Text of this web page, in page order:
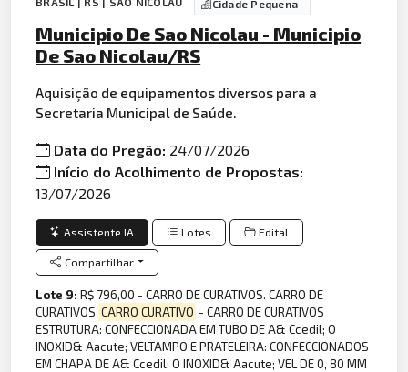
Cidade Pequena
Municipio De Sao Nicolau - Municipio
De Sao Nicolau/RS
Aquisição de equipamentos diversos para a
Secretaria Municipal de Saúde.
Data do Pregão: 24/07/2026
Início do Acolhimento de Propostas:
13/07/2026
Assistente IA Lotes Edital
Compartilhar
Lote 9:R$ 796,00 - CARRO DE CURATIVOS. CARRO DE
CURATIVOS CARRO CURATIVO - CARRO DE CURATIVOS
ESTRUTURA: CONFECCIONADA EM TUBO DE A& Ccedil; O
INOXID& Aacute; VELTAMPO E PRATELEIRA: CONFECCIONADOS
EM CHAPA DE A& Ccedil; O INOXID& Aacute; VEL DE 0, 80 MM